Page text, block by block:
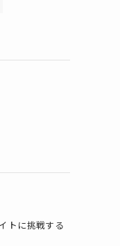
トに挑戦する